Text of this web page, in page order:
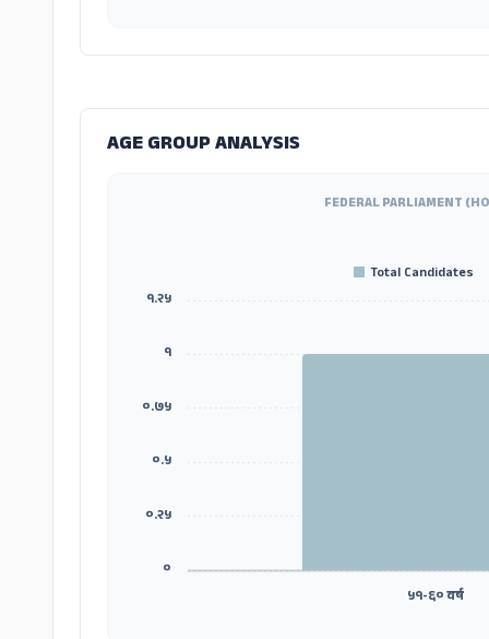
AGE GROUP ANALYSIS
FEDERAL PARLIAMENT
Total Candidates
५१-६० वर्ष
०
०.२५
०.५
०.७५
१
१.२५